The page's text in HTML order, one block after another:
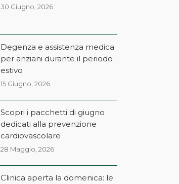
30 Giugno, 2026
Degenza e assistenza medica
per anziani durante il periodo
estivo
15 Giugno, 2026
Scopri i pacchetti di giugno
dedicati alla prevenzione
cardiovascolare
28 Maggio, 2026
Clinica aperta la domenica: le